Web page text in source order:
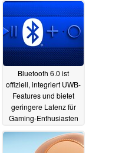
Bluetooth 6.0 ist
offiziell, integriert UWB-
Features und bietet
geringere Latenz für
Gaming-Enthusiasten
04.09.2024